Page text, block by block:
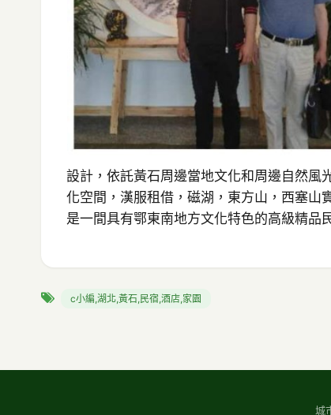
設計，依託黃石周邊當地文化和周邊自然風
化空間，漢服租借，磁湖，東方山，西塞山
是一間具有鄂東南地方文化特色的高級精品
c小編,湖北,黃石,民宿,酒店,家園
城